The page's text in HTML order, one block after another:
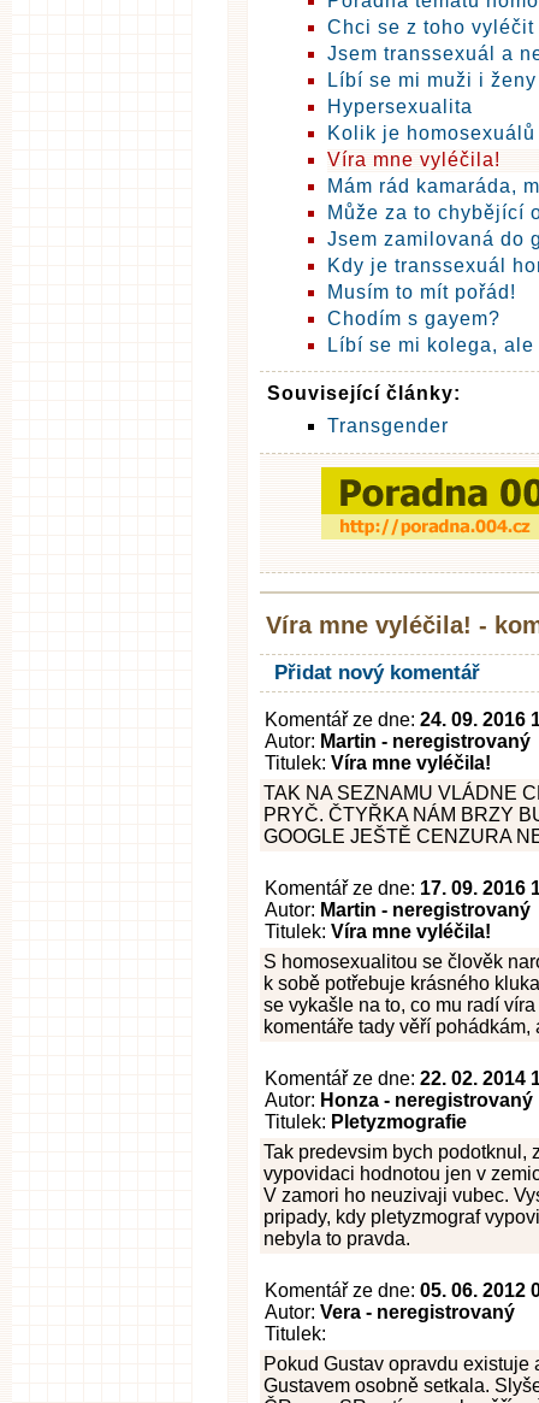
Chci se z toho vyléčit
Jsem transsexuál a
Líbí se mi muži i ženy
Hypersexualita
Kolik je
Víra mne vyléčila!
Mám rád kamaráda,
Může za to chybějící
Jsem zamilovaná do
Kdy je transsexuál
Musím to mít pořád!
Chodím s gayem?
Líbí se mi kolega,
Související články:
Transgender
Víra mne vyléčila! -
Přidat nový komentář
Komentář ze dne: 24. 09. 2016
Autor: Martin - neregistrovaný
Titulek: Víra mne vyléčila!
TAK NA SEZNAMU VLÁDNE
PRYČ. ČTYŘKA NÁM BRZY
GOOGLE JEŠTĚ CENZURA
Komentář ze dne: 17. 09. 2016
Autor: Martin - neregistrovaný
Titulek: Víra mne vyléčila!
S homosexualitou se člověk
k sobě potřebuje krásného
se vykašle na to, co mu radí
komentáře tady věří
Komentář ze dne: 22. 02. 2014
Autor: Honza - neregistrovaný
Titulek: Pletyzmografie
Tak predevsim bych podotknul,
vypovidaci hodnotou jen v
V zamori ho neuzivaji vubec.
pripady, kdy pletyzmograf
nebyla to pravda.
Komentář ze dne: 05. 06. 2012
Autor: Vera - neregistrovaný
Titulek:
Pokud Gustav opravdu
Gustavem osobně setkala.